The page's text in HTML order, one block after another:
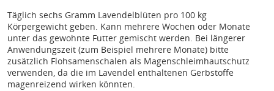
Täglich sechs Gramm Lavendelblüten pro 100 kg
Körpergewicht geben. Kann mehrere Wochen oder Monate
unter das gewohnte Futter gemischt werden. Bei längerer
Anwendungszeit (zum Beispiel mehrere Monate) bitte
zusätzlich Flohsamenschalen als Magenschleimhautschutz
verwenden, da die im Lavendel enthaltenen Gerbstoffe
magenreizend wirken könnten.